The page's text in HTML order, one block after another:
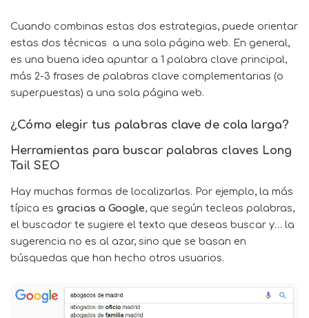
Cuando combinas estas dos estrategias, puede orientar
estas dos técnicas a una sola página web. En general,
es una buena idea apuntar a 1 palabra clave principal,
más 2-3 frases de palabras clave complementarias (o
superpuestas) a una sola página web.
¿Cómo elegir tus palabras clave de cola larga?
Herramientas para buscar palabras claves Long
Tail SEO
Hay muchas formas de localizarlas. Por ejemplo, la más
típica es gracias a Google, que según tecleas palabras,
el buscador te sugiere el texto que deseas buscar y… la
sugerencia no es al azar, sino que se basan en
búsquedas que han hecho otros usuarios.